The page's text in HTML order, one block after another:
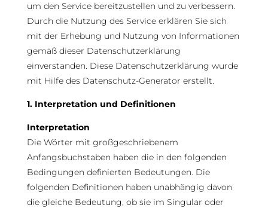
um den Service bereitzustellen und zu verbessern.
Durch die Nutzung des Service erklären Sie sich
mit der Erhebung und Nutzung von Informationen
gemäß dieser Datenschutzerklärung
einverstanden. Diese Datenschutzerklärung wurde
mit Hilfe des Datenschutz-Generator erstellt.
1. Interpretation und Definitionen
Interpretation
Die Wörter mit großgeschriebenem
Anfangsbuchstaben haben die in den folgenden
Bedingungen definierten Bedeutungen. Die
folgenden Definitionen haben unabhängig davon
die gleiche Bedeutung, ob sie im Singular oder